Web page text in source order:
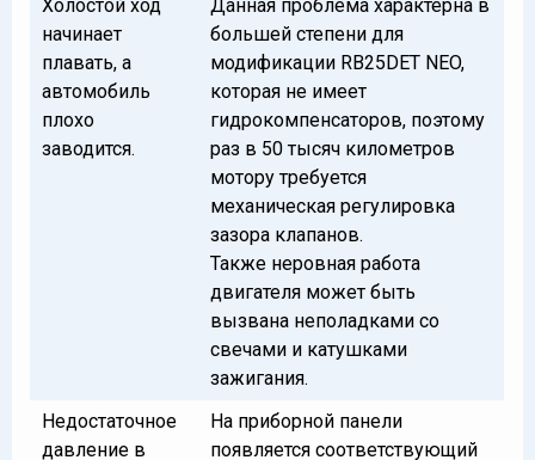
Холостой ход
начинает
плавать, а
автомобиль
плохо
заводится.
Данная проблема характерна в
большей степени для
модификации RB25DET NEO,
которая не имеет
гидрокомпенсаторов, поэтому
раз в 50 тысяч километров
мотору требуется
механическая регулировка
зазора клапанов.
Также неровная работа
двигателя может быть
вызвана неполадками со
свечами и катушками
зажигания.
Недостаточное
давление в
На приборной панели
появляется соответствующий